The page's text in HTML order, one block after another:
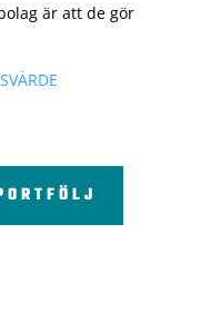
är att de gör